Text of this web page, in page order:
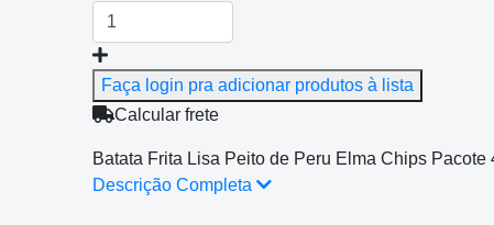
Faça login pra adicionar produtos à lista
Calcular frete
Batata Frita Lisa Peito de Peru Elma Chips Pacote
Descrição Completa